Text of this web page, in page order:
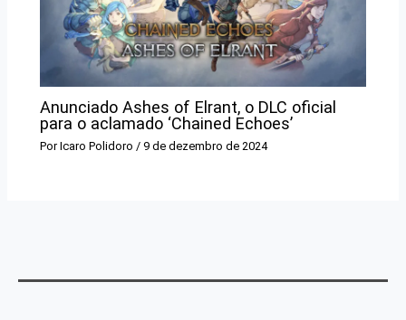
Anunciado Ashes of Elrant, o DLC oficial
para o aclamado ‘Chained Echoes’
PorIcaro Polidoro /9 de dezembro de 2024